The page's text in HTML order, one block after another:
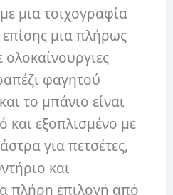
μια τοιχογραφία
μια πλήρως
φαγητού
το μπάνιο είναι
εξοπλισμένο με
για πετσέτες,
και
πλήρη επιλογή από